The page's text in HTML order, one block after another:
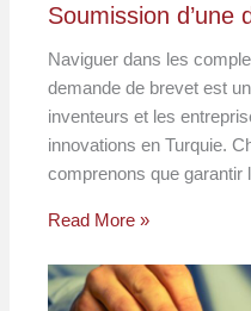
Soumission d’une
Naviguer dans les
demande de brevet est
inventeurs et les
innovations en Turquie.
comprenons que
Read More »